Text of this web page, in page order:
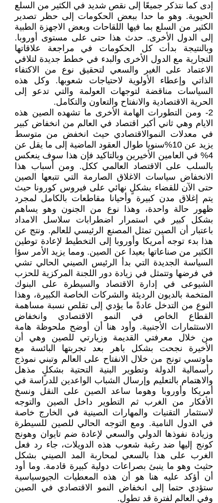
إدى كما نتذكر جميعًا إلى نقص شديد في الكثير من السلع
الحيوية. وهو ما حدا ببعض الحكومات إلى حظر تصدير
الكثير من السلع بما فيها اللقاحات وبعض الاجهزة الطبية
إلى الدول الأخرى. حدث هذا حتى على مستوى أوروبا.
وبالنتيجة بدأت كل الحكومات في مراجعة علاقاتها
التجارية مع الدول الأخرى والبدء في خطط جديدة لتلافي
الاعتماد على الغير والسعي لتحقيق نوع من الاكتفاء
الذاتي وإعطاء الأولوية لاحتياجات شعوبها. وكل هذه
السياسات مناقضة لتوجهات العولمة والتي تدعو إلى
الحرية الاقتصادية والانفتاح والتعاون والتكامل.
2- ومن التطورات الهامة الأخرى ما تشهده الصين هذه
الايام وهي ثاني أكبر اقتصاد في العالم من انخفاض كبير
في معدلات النموالاقتصادي حيث انخفض من متوسط
يزيد عن 10%سنويا طوال العقود الماضية إلى ما يقل عن
4% في العامين الأخيرين وبالتاكيد فإن هذا سوف ينعكس
بالسلب على الاقتصاد العالمي ككل. ومن أسباب هذا
الانخفاض سياسات الاغلاق الصارمة التي تتبعها الصين
حتى الآن للقضاء بشكلٍ نهائي على فيروس كورونا حيث
يتم إغلاق مدن كبيرة وأحيانا مقاطعات بالكامل لمجرد
ظهور حالة واحدة، وهذا نوع من الجنون وهو يساهم
بشكل كبير في استمرار اضطرابات سلاسل الامداد
باعتبار أن الصين تمثل المصنع الرئيسي للعالم. ونتج عن
هذا بدء توجه أمريكا وأوروبا إلى التخطيط لإعادة توطين
الكثير من صناعاتها بعيدا عن الصين. ومما يزيد الأمر سؤا
السياسة الجديدة التي بدأ الرئيس الصيني الحالي تشي
في فرضها وتتمثل في زيادة دور اللجنة المركزية للحزب
الشيوعى في إدارة الاقتصاد والسيطرة على البنوك
المتخمة بالديون الرديئة والشركات الخاصة الكبيرة، وهذا
النوع من التدخل عادةً ما يؤدي إلى تقلص نسبة مساهمة
القطاع الخاص في النمو الاقتصادي وانخفاض
الاستثمارات الأجنبية. وأود هنا أن أوضح ملحوظة هامة
من خلال معرفتي القديمة وزيارتي للصين وهي أن
الأخيرة نجحت بشكل باهر بعد تجربتها البائسة مع
ماوتسي تونج من خلال الانفتاح على العالم وتبني نموذج
رأسمالية الدولة وتطوير البنية التحتية بشكلٍ مذهل
والاهتمام بالتعليم وإرسال الشباب الواعدين للدراسة في
أمريكا وأوروبا وهوما ساعد الصين على النقل ونسخ
الأفكار من الغرب ثم التطوير داخل الصين والتوجه
لاستثمار التقنيات والمهارات الصينية في الخارج خاصة
في الدول النامية. ومع التوجه الحالي للصين للسيطرة
وزيادة نفوذها الدولي والسعي لإعادة ضم تايوان وهونج
كونج إليها ضد رغبة شعوب هذه الدويلات، جاء رد فعل
الغرب على هذا بالسعي لمحاربة المد الصيني بشكل
حثيث وهو ما ينبئ بصراعات دولية كبيرة قادمة. وما أود
أن أؤكد عليه هنا هو أن هذه المعطيات الجيوسياسية
ستؤدي حتما إلى انخفاض النمو الاقتصادي في الصين
وفي العالم لفترة قد تطول.